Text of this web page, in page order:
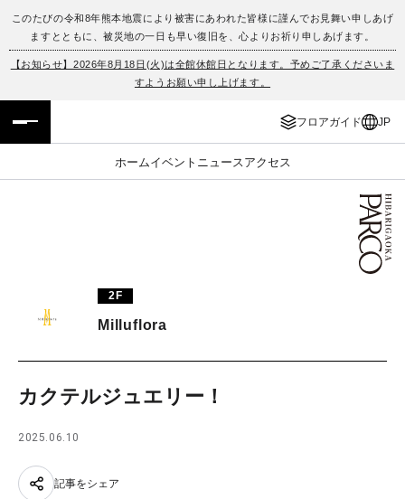
このたびの令和8年熊本地震により被害にあわれた皆様に謹んでお見舞い申しあげ
ますとともに、被災地の一日も早い復旧を、心よりお祈り申しあげます。
【お知らせ】2026年8月18日(火)は全館休館日となります。予めご了承くださいま
すようお願い申し上げます。
フロアガイド JP
ホームイベント ニュース アクセス
フロアガイド
イベント・ポップアップ
ニュース
PARCOメンバーズ
ENGLISH
簡体字
한국어
2F
Milluflora
カクテルジュエリー！
2025.06.10
記事をシェア